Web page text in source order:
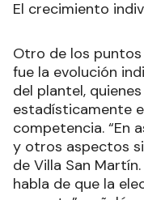
El crecimiento
Otro de los
fue la evolución
del plantel,
estadísticamente
competencia. “En
y otros aspectos
de Villa San
habla de que la